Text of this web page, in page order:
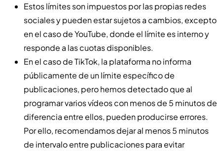
Estos límites son impuestos por las propias redes
sociales y pueden estar sujetos a cambios, excepto
en el caso de YouTube, donde el límite es interno y
responde a las cuotas disponibles.
En el caso de TikTok, la plataforma no informa
públicamente de un límite específico de
publicaciones, pero hemos detectado que al
programar varios vídeos con menos de 5 minutos de
diferencia entre ellos, pueden producirse errores.
Por ello, recomendamos dejar al menos 5 minutos
de intervalo entre publicaciones para evitar